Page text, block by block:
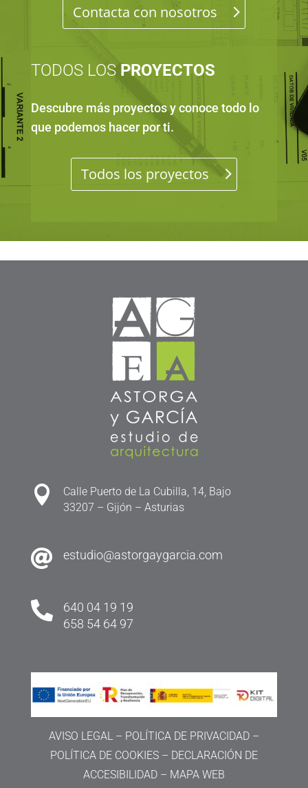
Contacta con nosotros
TODOS LOS PROYECTOS
Descubre más proyectos y conoce todo lo
que podemos hacer por ti.
Todos los proyectos

Calle Puerto de La Cubilla, 14, Bajo
33207 – Gijón – Asturias
 estudio@astorgaygarcia.com

640 04 19 19
658 54 64 97
AVISO LEGAL– POLÍTICA DE PRIVACIDAD–
POLÍTICA DE COOKIES– DECLARACIÓN DE
ACCESIBILIDAD– MAPA WEB